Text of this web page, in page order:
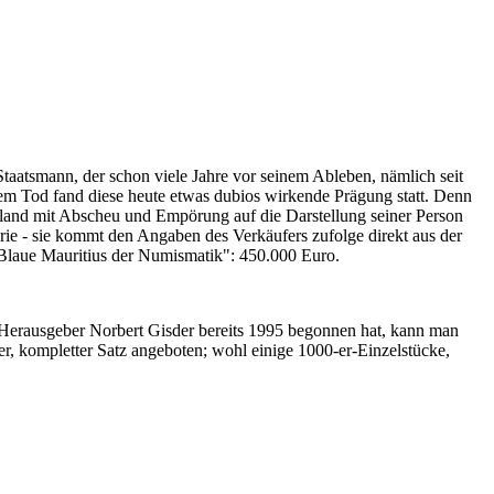
der schon viele Jahre vor seinem Ableben, nämlich seit
Tod fand diese heute etwas dubios wirkende Prägung statt. Denn
mit Abscheu und Empörung auf die Darstellung seiner Person
- sie kommt den Angaben des Verkäufers zufolge direkt aus der
Mauritius der Numismatik": 450.000 Euro.
Norbert Gisder bereits 1995 begonnen hat, kann man
kompletter Satz angeboten; wohl einige 1000-er-Einzelstücke,